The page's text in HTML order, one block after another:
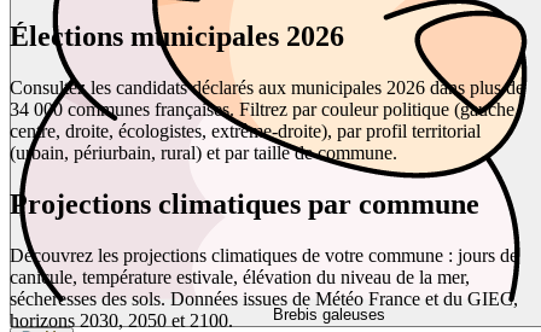
Brebis galeuses
Élections municipales 2026
Consultez les candidats déclarés aux municipales 2026 dans plus de
34 000 communes françaises. Filtrez par couleur politique (gauche,
centre, droite, écologistes, extrême-droite), par profil territorial
(urbain, périurbain, rural) et par taille de commune.
Projections climatiques par commune
Découvrez les projections climatiques de votre commune : jours de
canicule, température estivale, élévation du niveau de la mer,
sécheresses des sols. Données issues de Météo France et du GIEC,
horizons 2030, 2050 et 2100.